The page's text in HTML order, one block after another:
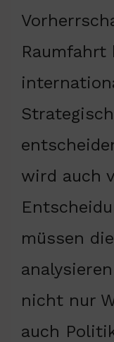
wird auch
müssen
nicht nur
auch